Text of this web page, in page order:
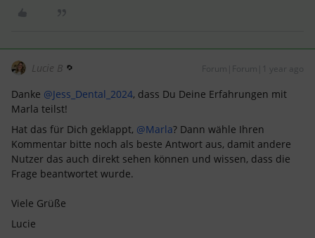
Lucie B Forum|Forum|1 year ago
Danke ​ @Jess_Dental_2024, dass Du Deine Erfahrungen mit
Marla teilst!
Hat das für Dich geklappt, ​ @Marla? Dann wähle Ihren
Kommentar bitte noch als beste Antwort aus, damit andere
Nutzer das auch direkt sehen können und wissen, dass die
Frage beantwortet wurde.
Viele Grüße
Lucie